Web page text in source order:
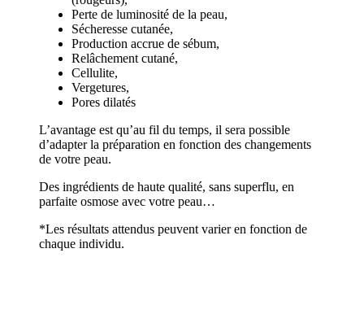
Perte de luminosité de la peau,
Sécheresse cutanée,
Production accrue de sébum,
Relâchement cutané,
Cellulite,
Vergetures,
Pores dilatés
L’avantage est qu’au fil du temps, il sera possible
d’adapter la préparation en fonction des changements
de votre peau.
Des ingrédients de haute qualité, sans superflu, en
parfaite osmose avec votre peau…
*Les résultats attendus peuvent varier en fonction de
chaque individu.